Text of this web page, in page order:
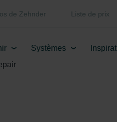
de Zehnder Liste de prix
Systèmes